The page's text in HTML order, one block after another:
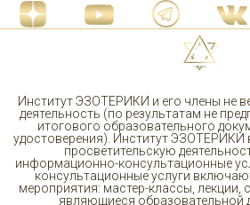
Институт ЭЗОТЕРИКИ и его члены не
деятельность (по результатам не
итогового образовательного
удостоверения). Институт ЭЗОТЕРИКИ
просветительскую
информационно-консультационные
консультационные услуги
мероприятия: мастер-классы, лекции,
являющиеся образовательной